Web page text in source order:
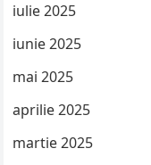
iulie 2025
iunie 2025
mai 2025
aprilie 2025
martie 2025